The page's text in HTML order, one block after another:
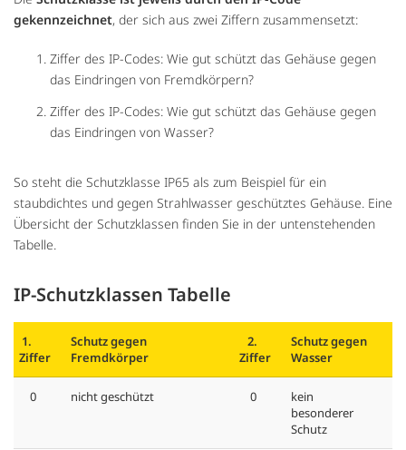
gekennzeichnet, der sich aus zwei Ziffern zusammensetzt:
Ziffer des IP-Codes: Wie gut schützt das Gehäuse gegen
das Eindringen von Fremdkörpern?
Ziffer des IP-Codes: Wie gut schützt das Gehäuse gegen
das Eindringen von Wasser?
So steht die Schutzklasse IP65 als zum Beispiel für ein
staubdichtes und gegen Strahlwasser geschütztes Gehäuse. Eine
Übersicht der Schutzklassen finden Sie in der untenstehenden
Tabelle.
IP-Schutzklassen Tabelle
1.
Ziffer
Schutz gegen
Fremdkörper
2.
Ziffer
Schutz gegen
Wasser
0 nicht geschützt 0
kein
besonderer
Schutz